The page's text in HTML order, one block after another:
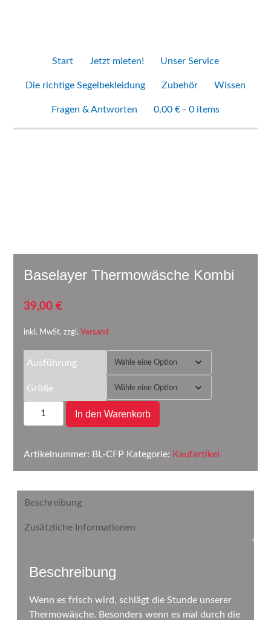
Start Jetzt mieten! Unser Service
Die richtige Segelbekleidung Zubehör Wissen
Fragen & Antworten 0,00 € - 0 items
Baselayer Thermowäsche Kombi
39,00 €
inkl. MwSt. zzgl. Versand
Ausführung
Größe
Baselayer
Thermowäsche
Menge
In den Warenkorb
Artikelnummer: BL-CFP Kategorie: Kaufartikel
Beschreibung
Zusätzliche Informationen
Beschreibung
Wenn es frisch wird, schlägt die Stunde unserer
Thermowäsche. Besonders wenn es mal durch die